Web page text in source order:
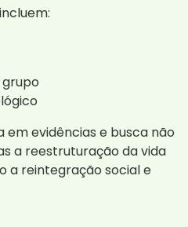
grupo
evidências e busca não
a reestruturação da vida
a reintegração social e